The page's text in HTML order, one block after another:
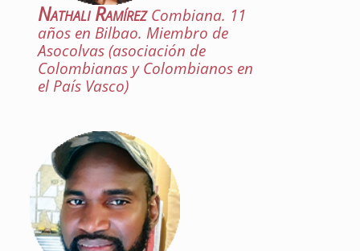
Nathali RamírezCombiana. 11
años en Bilbao. Miembro de
Asocolvas (asociación de
Colombianas y Colombianos en
el País Vasco)